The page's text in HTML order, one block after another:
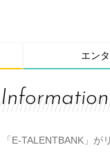
エン
Information
「E-TALENTBANK」